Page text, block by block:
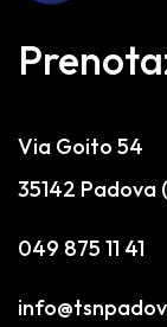
Via Goito 54
35142 Padova
049 875 11 41